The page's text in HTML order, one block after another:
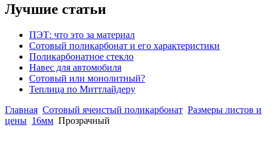
Лучшие статьи
ПЭТ: что это за материал
Сотовый поликарбонат и его характеристики
Поликарбонатное стекло
Навес для автомобиля
Сотовый или монолитный?
Теплица по Миттлайдеру
Главная Сотовый ячеистый поликарбонат Размеры листов и
цены 16мм Прозрачный